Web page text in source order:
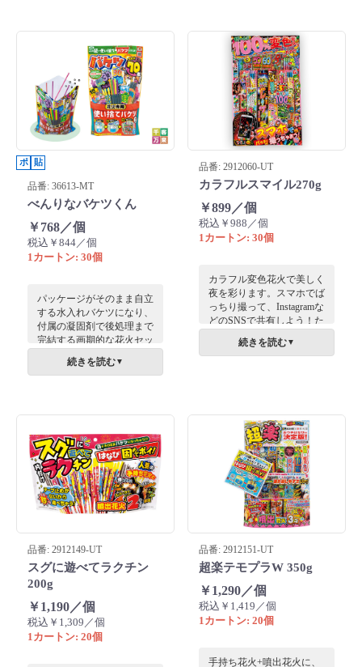
ポ 貼
品番: 36613-MT
べんりなバケツくん
￥768／個
税込￥844／個
1カートン: 30個
パッケージがそのまま自立
する水入れバケツになり、
付属の凝固剤で後処理まで
完結する画期的な花火セッ
70本入り、準備と片付けの
続きを読む▼
品番: 2912060-UT
カラフルスマイル270g
￥899／個
税込￥988／個
1カートン: 30個
カラフル変色花火で美しく
夜を彩ります。スマホでば
っちり撮って、Instagramな
どのSNSで共有しよう！た
楽しく遊べます。
続きを読む▼
品番: 2912149-UT
スグに遊べてラクチン
200g
￥1,190／個
税込￥1,309／個
1カートン: 20個
品番: 2912151-UT
超楽テモプラW 350g
￥1,290／個
税込￥1,419／個
1カートン: 20個
手持ち花火+噴出花火に、